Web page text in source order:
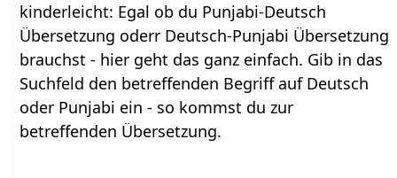
kinderleicht: Egal ob du Punjabi-Deutsch
Übersetzung oderr Deutsch-Punjabi Übersetzung
brauchst - hier geht das ganz einfach. Gib in das
Suchfeld den betreffenden Begriff auf Deutsch
oder Punjabi ein - so kommst du zur
betreffenden Übersetzung.